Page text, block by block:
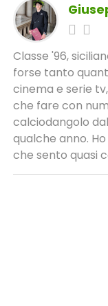
Classe '96,
forse tanto
cinema e serie
che fare con
calciodangolo
qualche anno.
che sento quasi